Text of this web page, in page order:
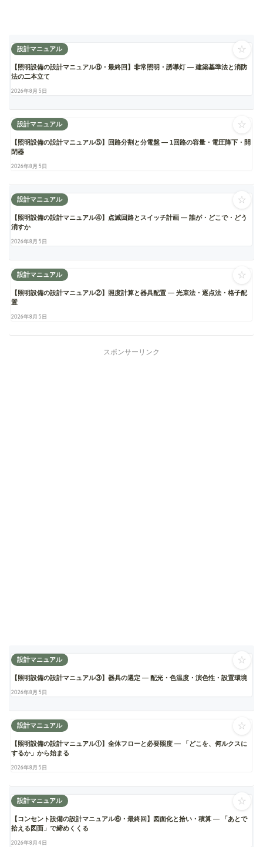
設計マニュアル
【照明設備の設計マニュアル⑥・最終回】非常照明・誘導灯 ― 建築基準法と消防
法の二本立て
2026年8月5日
☆
設計マニュアル
【照明設備の設計マニュアル⑤】回路分割と分電盤 ― 1回路の容量・電圧降下・開
閉器
2026年8月5日
☆
設計マニュアル
【照明設備の設計マニュアル④】点滅回路とスイッチ計画 ― 誰が・どこで・どう
消すか
2026年8月5日
☆
設計マニュアル
【照明設備の設計マニュアル②】照度計算と器具配置 ― 光束法・逐点法・格子配
置
2026年8月5日
☆
スポンサーリンク
設計マニュアル
【照明設備の設計マニュアル③】器具の選定 ― 配光・色温度・演色性・設置環境
2026年8月5日
☆
設計マニュアル
【照明設備の設計マニュアル①】全体フローと必要照度 ― 「どこを、何ルクスに
するか」から始まる
2026年8月5日
☆
設計マニュアル
【コンセント設備の設計マニュアル⑥・最終回】図面化と拾い・積算 ― 「あとで
拾える図面」で締めくくる
2026年8月4日
☆